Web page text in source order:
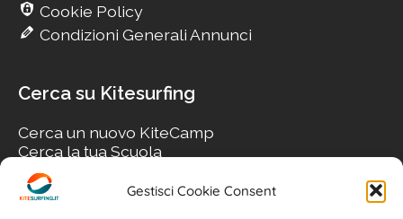
Gestisci Cookie Consent
Cookie Policy
Condizioni Generali Annunci
Cerca su Kitesurfing
Cerca un nuovo KiteCamp
Cerca la tua Scuola
Cerca il tuo KiteSpot
Cerca Accommodation